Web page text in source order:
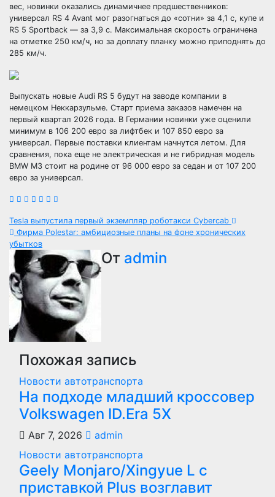
вес, новинки оказались динамичнее предшественников:
универсал RS 4 Avant мог разогнаться до «сотни» за 4,1 с, купе и
RS 5 Sportback — за 3,9 с. Максимальная скорость ограничена
на отметке 250 км/ч, но за доплату планку можно приподнять до
285 км/ч.
Выпускать новые Audi RS 5 будут на заводе компании в
немецком Неккарзульме. Старт приема заказов намечен на
первый квартал 2026 года. В Германии новинки уже оценили
минимум в 106 200 евро за лифтбек и 107 850 евро за
универсал. Первые поставки клиентам начнутся летом. Для
сравнения, пока еще не электрическая и не гибридная модель
BMW M3 стоит на родине от 96 000 евро за седан и от 107 200
евро за универсал.
Навигация
по
записям
Tesla выпустила первый экземпляр роботакси Cybercab
Фирма Polestar: амбициозные планы на фоне хронических
убытков
От admin
Похожая запись
Новости автотранспорта
На подходе младший кроссовер
Volkswagen ID.Era 5X
Авг 7, 2026
admin
Новости автотранспорта
Geely Monjaro/Xingyue L с
приставкой Plus возглавит